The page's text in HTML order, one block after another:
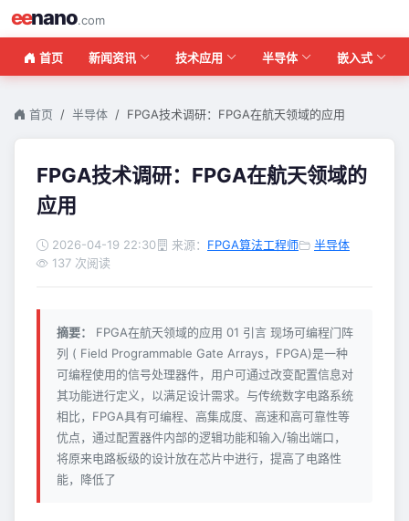
eenano.com
首页 新闻资讯 技术应用 半导体 嵌入式
首页 半导体 FPGA技术调研：FPGA在航天领域的应用
FPGA技术调研：FPGA在航天领域的
应用
2026-04-19 22:30 来源： FPGA算法工程师
半导体
137 次阅读
摘要：
FPGA在航天领域的应用 01 引言 现场可编程门阵
列 ( Field Programmable Gate Arrays，FPGA)是一种
可编程使用的信号处理器件，用户可通过改变配置信息对
其功能进行定义，以满足设计需求。与传统数字电路系统
相比，FPGA具有可编程、高集成度、高速和高可靠性等
优点，通过配置器件内部的逻辑功能和输入/输出端口，
将原来电路板级的设计放在芯片中进行，提高了电路性
能，降低了